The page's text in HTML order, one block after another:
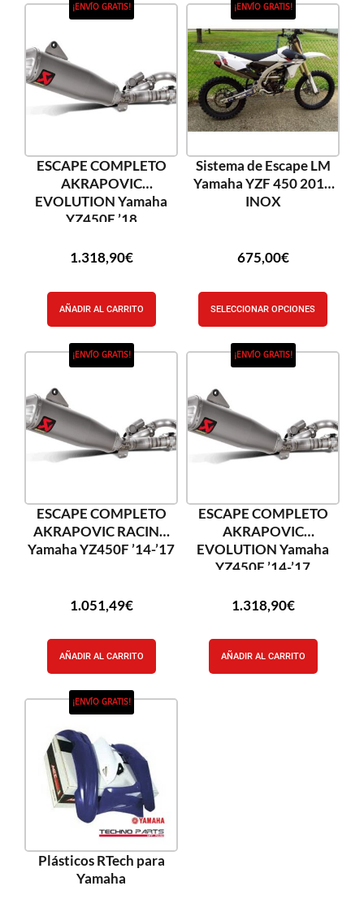
¡ENVÍO GRATIS!
ESCAPE COMPLETO
AKRAPOVIC
EVOLUTION Yamaha
YZ450F ’18
1.318,90€
AÑADIR AL CARRITO
¡ENVÍO GRATIS!
Sistema de Escape LM
Yamaha YZF 450 2014
INOX
675,00€
SELECCIONAR OPCIONES
¡ENVÍO GRATIS!
ESCAPE COMPLETO
AKRAPOVIC RACING
Yamaha YZ450F ’14-’17
1.051,49€
AÑADIR AL CARRITO
¡ENVÍO GRATIS!
ESCAPE COMPLETO
AKRAPOVIC
EVOLUTION Yamaha
YZ450F ’14-’17
1.318,90€
AÑADIR AL CARRITO
¡ENVÍO GRATIS!
Plásticos RTech para
Yamaha